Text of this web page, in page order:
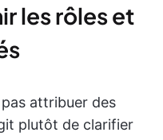
les rôles et
attribuer des
plutôt de clarifier